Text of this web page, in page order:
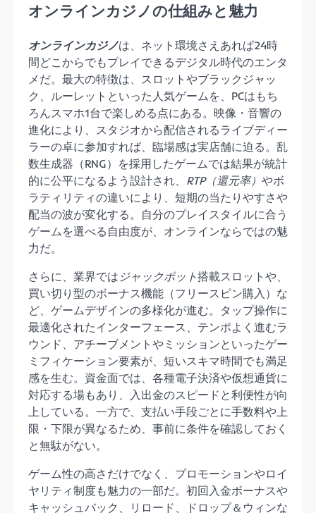
オンラインカジノの仕組みと魅力
オンラインカジノは、ネット環境さえあれば24時
間どこからでもプレイできるデジタル時代のエンタ
メだ。最大の特徴は、スロットやブラックジャッ
ク、ルーレットといった人気ゲームを、PCはもち
ろんスマホ1台で楽しめる点にある。映像・音響の
進化により、スタジオから配信されるライブディー
ラーの卓に参加すれば、臨場感は実店舗に迫る。乱
数生成器（RNG）を採用したゲームでは結果が統計
的に公平になるよう設計され、 RTP（還元率） やボ
ラティリティの違いにより、短期の当たりやすさや
配当の波が変化する。自分のプレイスタイルに合う
ゲームを選べる自由度が、オンラインならではの魅
力だ。
さらに、業界では ジャックポット搭載スロットや、
買い切り型のボーナス機能（フリースピン購入）な
ど、ゲームデザインの多様化が進む。タップ操作に
最適化されたインターフェース、テンポよく進むラ
ウンド、アチーブメントやミッションといったゲー
ミフィケーション要素が、短いスキマ時間でも満足
感を生む。資金面では、各種電子決済や仮想通貨に
対応する場もあり、入出金のスピードと利便性が向
上している。一方で、支払い手段ごとに手数料や上
限・下限が異なるため、事前に条件を確認しておく
と無駄がない。
ゲーム性の高さだけでなく、プロモーションやロイ
ヤリティ制度も魅力の一部だ。初回入金ボーナスや
キャッシュバック、リロード、ドロップ＆ウィンな